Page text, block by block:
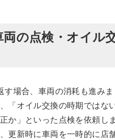
の点検・オイル
場合、車両の消耗も進みま
「オイル交換の時期ではな
か」といった点検を依頼し
更新時に車両を一時的に店